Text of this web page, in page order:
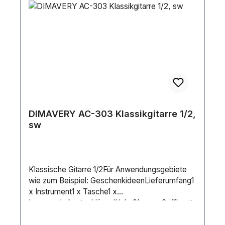
DIMAVERY AC-303 Klassikgitarre 1/2,
sw
Klassische Gitarre 1/2Für Anwendungsgebiete
wie zum Beispiel: GeschenkideenLieferumfang1
x Instrument1 x Tasche1 x
InnensechskantschlüsselHals:OkoumeGriffbrett: